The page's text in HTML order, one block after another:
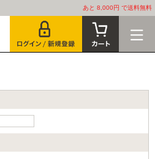
あと 8,000円 で送料無料